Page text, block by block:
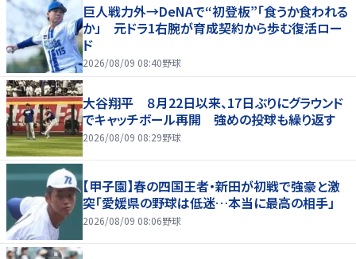
巨人戦力外→DeNAで“初登板”「食うか食われる
か」 元ドラ1右腕が育成契約から歩む復活ロー
ド
2026/08/09 08:40野球
大谷翔平 ８月22日以来、17日ぶりにグラウンド
でキャッチボール再開 強めの投球も繰り返す
2026/08/09 08:29野球
【甲子園】春の四国王者・新田が初戦で強豪と激
突「愛媛県の野球は低迷…本当に最高の相手」
2026/08/09 08:06野球